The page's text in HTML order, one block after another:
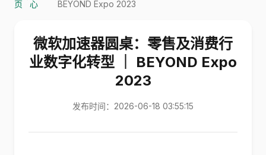
页
心
BEYOND Expo 2023
微软加速器圆桌：零售及消费行
业数字化转型 ｜ BEYOND Expo
2023
发布时间：2026-06-18 03:55:15